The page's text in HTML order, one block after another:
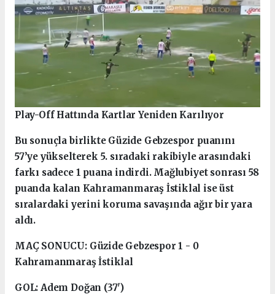
Play-Off Hattında Kartlar Yeniden Karılıyor
Bu sonuçla birlikte Güzide Gebzespor puanını
57’ye yükselterek 5. sıradaki rakibiyle arasındaki
farkı sadece 1 puana indirdi. Mağlubiyet sonrası 58
puanda kalan Kahramanmaraş İstiklal ise üst
sıralardaki yerini koruma savaşında ağır bir yara
aldı.
MAÇ SONUCU: Güzide Gebzespor 1 - 0
Kahramanmaraş İstiklal
GOL: Adem Doğan (37')